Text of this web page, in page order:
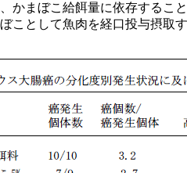
かまぼこ給餌量に依存するこ
ことして魚肉を経口投与摂取